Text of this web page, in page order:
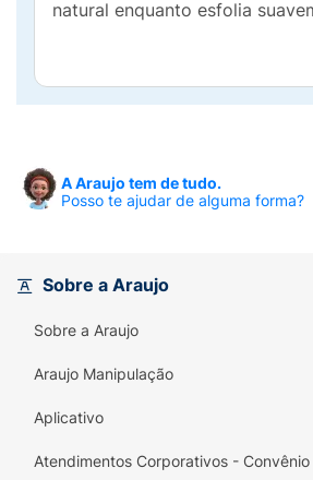
natural enquanto esfolia
A Araujo tem de tudo.
Posso te ajudar de alguma forma?
Sobre a Araujo
Sobre a Araujo
Araujo Manipulação
Aplicativo
Atendimentos Corporativos - Convênio